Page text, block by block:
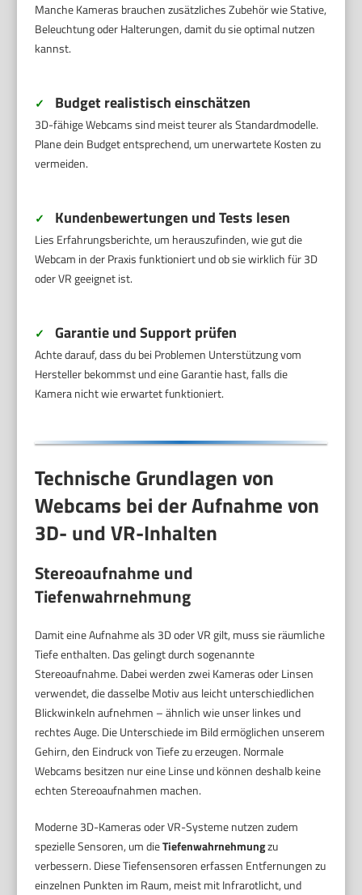
Manche Kameras brauchen zusätzliches Zubehör wie Stative,
Beleuchtung oder Halterungen, damit du sie optimal nutzen
kannst.
✓ Budget realistisch einschätzen
3D-fähige Webcams sind meist teurer als Standardmodelle.
Plane dein Budget entsprechend, um unerwartete Kosten zu
vermeiden.
✓ Kundenbewertungen und Tests lesen
Lies Erfahrungsberichte, um herauszufinden, wie gut die
Webcam in der Praxis funktioniert und ob sie wirklich für 3D
oder VR geeignet ist.
✓ Garantie und Support prüfen
Achte darauf, dass du bei Problemen Unterstützung vom
Hersteller bekommst und eine Garantie hast, falls die
Kamera nicht wie erwartet funktioniert.
Technische Grundlagen von
Webcams bei der Aufnahme von
3D- und VR-Inhalten
Stereoaufnahme und
Tiefenwahrnehmung
Damit eine Aufnahme als 3D oder VR gilt, muss sie räumliche
Tiefe enthalten. Das gelingt durch sogenannte
Stereoaufnahme. Dabei werden zwei Kameras oder Linsen
verwendet, die dasselbe Motiv aus leicht unterschiedlichen
Blickwinkeln aufnehmen – ähnlich wie unser linkes und
rechtes Auge. Die Unterschiede im Bild ermöglichen unserem
Gehirn, den Eindruck von Tiefe zu erzeugen. Normale
Webcams besitzen nur eine Linse und können deshalb keine
echten Stereoaufnahmen machen.
Moderne 3D-Kameras oder VR-Systeme nutzen zudem
spezielle Sensoren, um dieTiefenwahrnehmungzu
verbessern. Diese Tiefensensoren erfassen Entfernungen zu
einzelnen Punkten im Raum, meist mit Infrarotlicht, und